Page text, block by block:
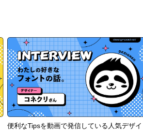
便利なTipsを動画で発信している人気デザイ